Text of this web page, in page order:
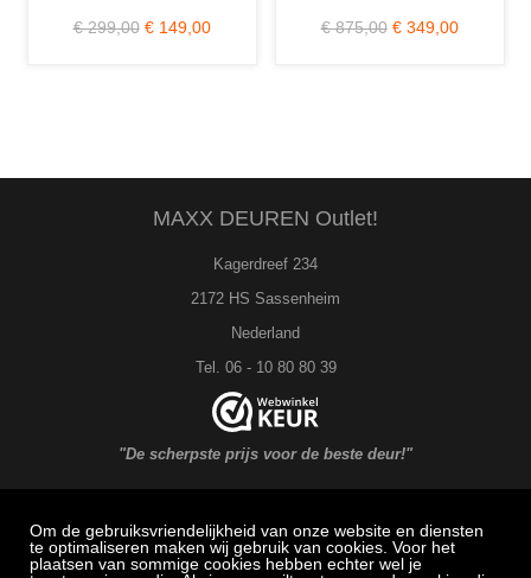
Om de gebruiksvriendelijkheid van onze website en diensten
te optimaliseren maken wij gebruik van cookies. Voor het
plaatsen van sommige cookies hebben echter wel je
€ 299,00 € 149,00 € 875,00 € 349,00
MAXX DEUREN Outlet!
Kagerdreef 234
2172 HS Sassenheim
Nederland
Tel. 06 - 10 80 80 39
"De scherpste prijs voor de beste deur!"
MAXX DEUREN Service